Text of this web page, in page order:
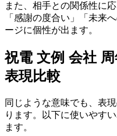
また、相手との関係性に
「感謝の度合い」「未来
ージに個性が出ます。
祝電 文例 会社
表現比較
同じような意味でも、表
ります。以下に使いやす
ます。